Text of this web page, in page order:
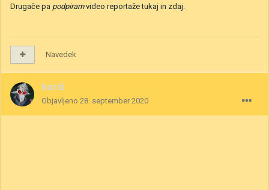
Drugače pa podpiramvideo reportaže tukaj in zdaj.
Navedek
horči
Objavljeno 28. september 2020